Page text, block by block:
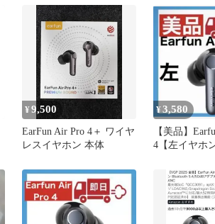
TW600
¥9,500
EarFun Air Pro 4＋ ワイヤ
レスイヤホン 本体
¥3,580
【美品】
4【左イヤホ